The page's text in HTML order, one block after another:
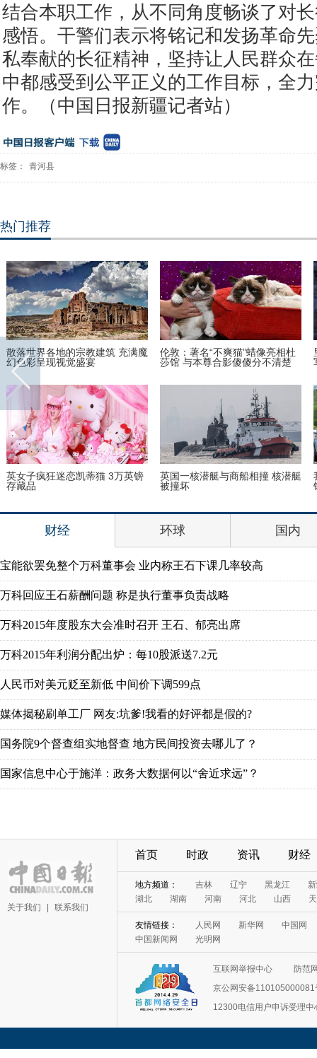
结合本职工作，从不同角度畅谈了对
感悟。干警们表示将铭记和发扬革命
私奉献的长征精神，坚持让人民群众
中都感受到公平正义的工作目标，全
作。（中国日报新疆记者站）
标签： 青河县
热门推荐
安迪上线！刘涛受邀出席巴黎时
装周酷帅启程
古装最美“眉心坠”造型，她艳
贾静雯夺冠
首次披露与宋喆离婚内幕 杨慧：
宋喆和马蓉不是同学
美国迈阿密一机场出现巨型
体
财经 环球 国内
宝能欲罢免整个万科董事会 业内称王石下课几率较高
万科回应王石薪酬问题 称是执行董事负责战略
万科2015年度股东大会准时召开 王石、郁亮出席
万科2015年利润分配出炉：每10股派送7.2元
人民币对美元贬至新低 中间价下调599点
媒体揭秘刷单工厂 网友:坑爹!我看的好评都是假的?
国务院9个督查组实地督查 地方民间投资去哪儿了？
国家信息中心于施洋：政务大数据何以“舍近求远”？
关于我们 联系我们
首页 时政 资讯 财经
地方频道： 吉林 辽宁 黑龙江
湖北
湖南 河南 河北 山西
友情链接： 人民网 新华网
中国网
中国新闻网
光明网
互联网举报中心
防范
京公网安备110105000081
12300电信用户申诉受理中